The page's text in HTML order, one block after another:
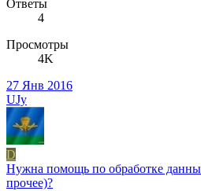
Ответы
4
Просмотры
4K
27 Янв 2016
UJy
D
Нужна помощь по обработке
прочее)?